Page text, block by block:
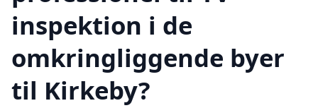
inspektion i de
omkringliggende byer
til Kirkeby?